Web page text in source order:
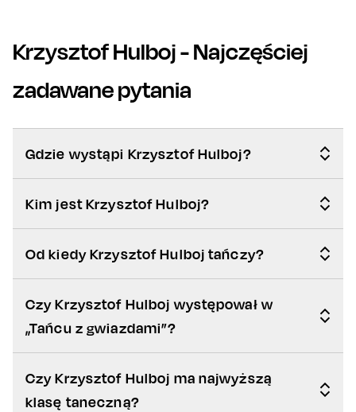
Krzysztof Hulboj- Najczęściej
zadawane pytania
Gdzie wystąpi Krzysztof Hulboj?
Kim jest Krzysztof Hulboj?
Od kiedy Krzysztof Hulboj tańczy?
Czy Krzysztof Hulboj występował w
„Tańcu z gwiazdami”?
Czy Krzysztof Hulboj ma najwyższą
klasę taneczną?